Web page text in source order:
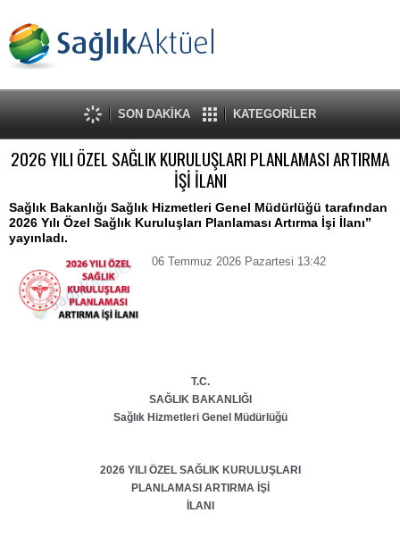
SON DAKİKA KATEGORİLER
2026 YILI ÖZEL SAĞLIK KURULUŞLARI PLANLAMASI ARTIRMA
İŞİ İLANI
Sağlık Bakanlığı Sağlık Hizmetleri Genel Müdürlüğü tarafından
2026 Yılı Özel Sağlık Kuruluşları Planlaması Artırma İşi İlanı”
yayınladı.
06 Temmuz 2026 Pazartesi 13:42
T.C.
SAĞLIK BAKANLIĞI
Sağlık Hizmetleri Genel Müdürlüğü
2026 YILI ÖZEL SAĞLIK KURULUŞLARI
PLANLAMASI ARTIRMA İŞİ
İLANI